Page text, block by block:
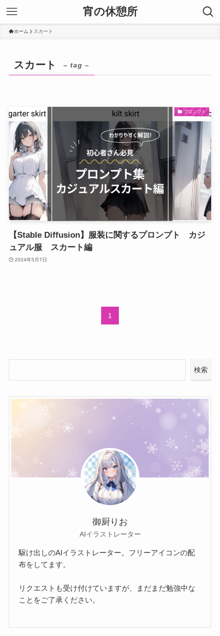
宵の休憩所
ホーム スカート
スカート – tag –
プロンプト
【Stable Diffusion】服装に関するプロンプト カジ
ュアル服 スカート編
2024年5月7日
1
検索
御厨りお
AIイラストレーター
駆け出しのAIイラストレーター。フリーアイコンの配
布をしてます。
リクエストも受け付けていますが、まだまだ勉強中な
ことをご了承ください。